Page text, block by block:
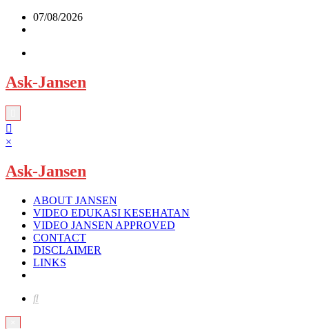
Skip
07/08/2026
Ask-Jansen
×
Ask-Jansen
ABOUT JANSEN
VIDEO EDUKASI KESEHATAN
VIDEO JANSEN APPROVED
CONTACT
DISCLAIMER
LINKS